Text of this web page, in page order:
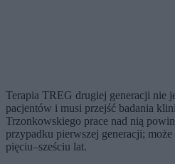
Terapia TREG drugiej generacji nie
pacjentów i musi przejść badania
Trzonkowskiego prace nad nią
przypadku pierwszej generacji;
pięciu–sześciu lat.